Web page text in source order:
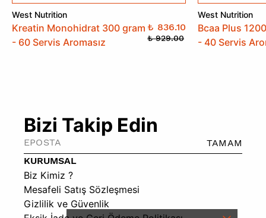
West Nutrition
Kreatin Monohidrat 300 gram
- 60 Servis Aromasız
₺ 836.10
₺ 929.00
West Nutrition
Bcaa Plus
- 40 Servis
KURUMSAL
Biz Kimiz ?
Mesafeli Satış Sözleşmesi
Gizlilik ve Güvenlik
Bizi Takip Edin
TAMAM